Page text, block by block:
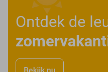
Ontdek de